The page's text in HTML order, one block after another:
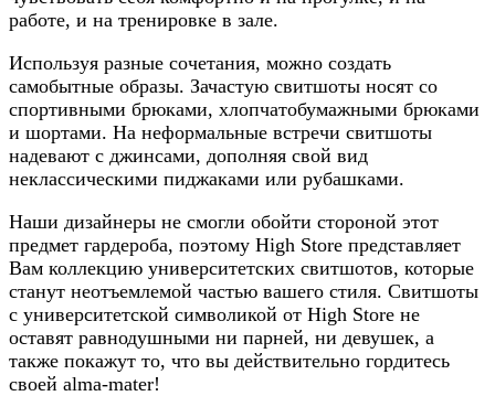
работе, и на тренировке в зале.
Используя разные сочетания, можно создать
самобытные образы. Зачастую свитшоты носят со
спортивными брюками, хлопчатобумажными брюками
и шортами. На неформальные встречи свитшоты
надевают с джинсами, дополняя свой вид
неклассическими пиджаками или рубашками.
Наши дизайнеры не смогли обойти стороной этот
предмет гардероба, поэтому High Store представляет
Вам коллекцию университетских свитшотов, которые
станут неотъемлемой частью вашего стиля. Свитшоты
с университетской символикой от High Store не
оставят равнодушными ни парней, ни девушек, а
также покажут то, что вы действительно гордитесь
своей alma-mater!